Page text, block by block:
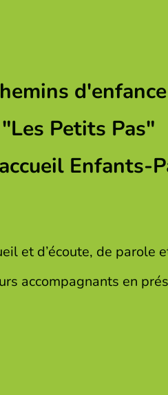
d'enfance
"Les Petits Pas"
Enfants-
et d’écoute, de parole
accompagnants en